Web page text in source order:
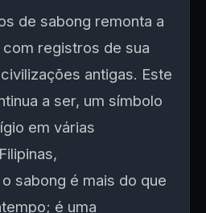
de sabong remonta a
registros de sua
antigas. Este
a ser, um símbolo
em várias
sabong é mais do que
é uma